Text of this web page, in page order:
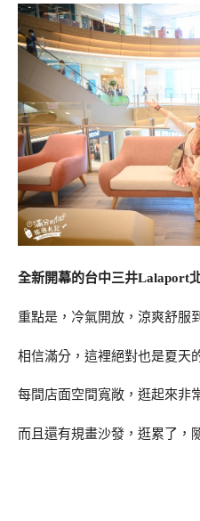
全新開幕的台中三井Lalaport
重點是，冷氣開放，涼爽舒服
相信滿分，這裡絕對也是夏天
每間店面空間寬敞，逛起來非
而且還有規畫沙發，逛累了，